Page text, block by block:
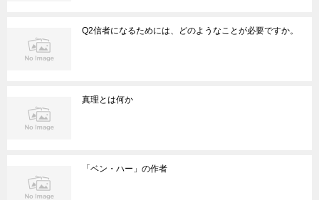
Q2信者になるためには、どのようなことが必要ですか。
真理とは何か
「ベン・ハー」の作者